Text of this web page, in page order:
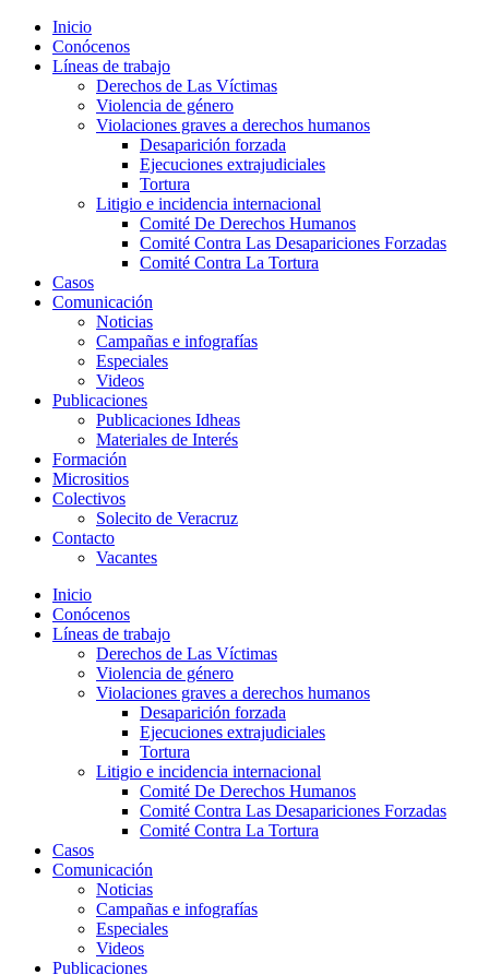
Inicio
Conócenos
Líneas de trabajo
Derechos de Las Víctimas
Violencia de género
Violaciones graves a derechos humanos
Desaparición forzada​
Ejecuciones extrajudiciales
Tortura
Litigio e incidencia internacional
Comité De Derechos Humanos​
Comité Contra Las Desapariciones Forzadas
Comité Contra La Tortura​
Casos
Comunicación
Noticias
Campañas e infografías
Especiales
Videos
Publicaciones
Publicaciones Idheas
Materiales de Interés
Formación
Micrositios
Colectivos
Solecito de Veracruz
Contacto
Vacantes
Inicio
Conócenos
Líneas de trabajo
Derechos de Las Víctimas
Violencia de género
Violaciones graves a derechos humanos
Desaparición forzada​
Ejecuciones extrajudiciales
Tortura
Litigio e incidencia internacional
Comité De Derechos Humanos​
Comité Contra Las Desapariciones Forzadas
Comité Contra La Tortura​
Casos
Comunicación
Noticias
Campañas e infografías
Especiales
Videos
Publicaciones